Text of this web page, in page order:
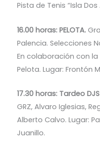
Pista de Tenis “Isla Dos
16.00 horas: PELOTA.
Palencia. Selecciones
En colaboración con
Pelota. Lugar: Frontón
17.30 horas: Tardeo DJS
GRZ, Alvaro Iglesias,
Alberto Calvo. Lugar:
Juanillo.